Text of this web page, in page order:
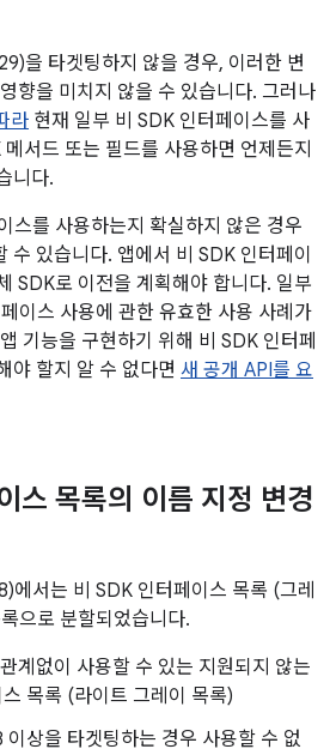
을 타겟팅하지 않을 경우, 이러한 변
향을 미치지 않을 수 있습니다. 그러나
라 현재 일부 비 SDK 인터페이스를 사
서드 또는 필드를 사용하면 언제든지
니다.
스를 사용하는지 확실하지 않은 경우
수 있습니다. 앱에서 비 SDK 인터페이
SDK로 이전을 계획해야 합니다. 일부
이스 사용에 관한 유효한 사용 사례가
기능을 구현하기 위해 비 SDK 인터페
야 할지 알 수 없다면 새 공개 API를 요
스 목록의 이름 지정 변경
서는 비 SDK 인터페이스 목록 (그레
으로 분할되었습니다.
계없이 사용할 수 있는 지원되지 않는
목록 (라이트 그레이 목록)
이상을 타겟팅하는 경우 사용할 수 없